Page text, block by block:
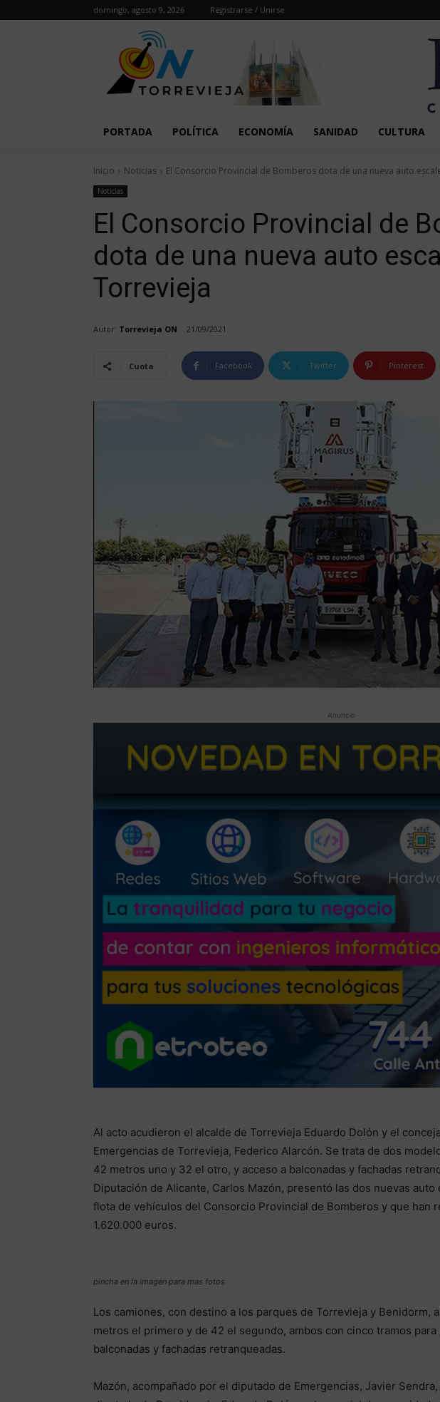
domingo, agosto 9, 2026 Registrarse / Unirse
PORTADA POLÍTICA ECONOMÍA SANIDAD CULTURA
Inicio Noticias El Consorcio Provincial de Bomberos dota de una nueva auto
Noticias
El Consorcio Provincial de
dota de una nueva auto
Torrevieja
Autor: Torrevieja ON 21/09/2021
Cuota Facebook Twitter Pinterest
Anuncio
Al acto acudieron el alcalde de Torrevieja Eduardo Dolón y el
Emergencias de Torrevieja, Federico Alarcón. Se trata de dos
42 metros uno y 32 el otro, y acceso a balconadas y fachadas
Diputación de Alicante, Carlos Mazón, presentó las dos nuevas
flota de vehículos del Consorcio Provincial de Bomberos y que han
1.620.000 euros.
pincha en la imagen para mas fotos
Los camiones, con destino a los parques de Torrevieja y Benidorm,
metros el primero y de 42 el segundo, ambos con cinco tramos
balconadas y fachadas retranqueadas.
Mazón, acompañado por el diputado de Emergencias, Javier